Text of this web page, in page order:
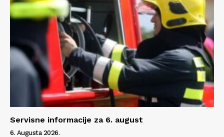
Servisne informacije za 6. august
6. Augusta 2026.